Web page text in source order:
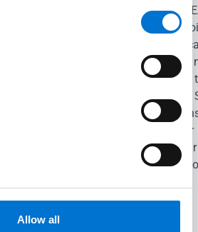
Allow all
conta a sua
desmontagem
A
Next foi
com o
Cradle
Cradle
o valor